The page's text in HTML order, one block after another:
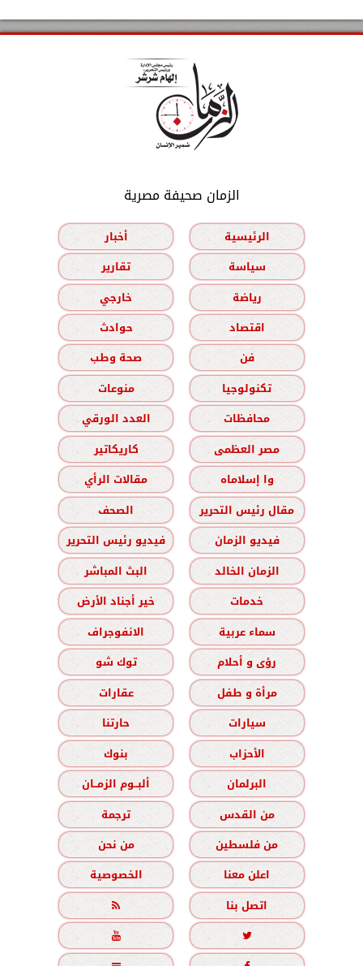
الزمان صحيفة مصرية
الرئيسية
أخبار
سياسة
تقارير
رياضة
خارجي
اقتصاد
حوادث
فن
صحة وطب
تكنولوجيا
منوعات
محافظات
العدد الورقي
مصر العظمى
كاريكاتير
وا إسلاماه
مقالات الرأي
مقال رئيس التحرير
الصحف
فيديو الزمان
فيديو رئيس التحرير
الزمان الخالد
البث المباشر
خدمات
خير أجناد الأرض
سماء عربية
الانفوجراف
رؤى و أحلام
توك شو
مرأة و طفل
عقارات
سيارات
حارتنا
الأحزاب
بنوك
البرلمان
ألبــوم الزمــان
من القدس
ترجمة
من فلسطين
من نحن
اعلن معنا
الخصوصية
اتصل بنا


